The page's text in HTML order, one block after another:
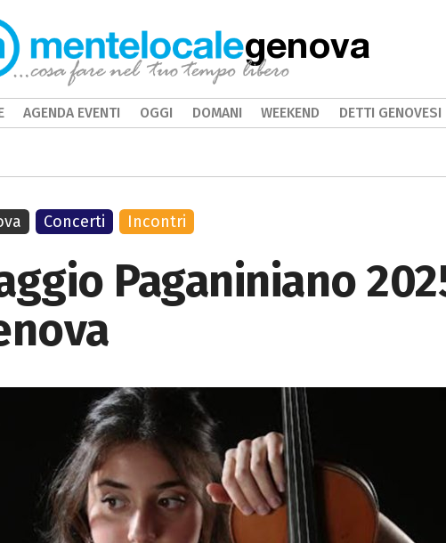
Paganiniano
Concerti Incontri
genova
AGENDA EVENTI OGGI DOMANI WEEKEND DETTI GENOVESI